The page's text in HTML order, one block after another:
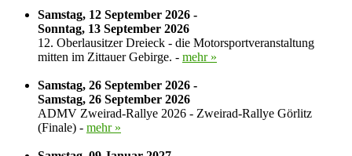
Samstag, 12 September 2026 -
Sonntag, 13 September 2026
12. Oberlausitzer Dreieck - die Motorsportveranstaltung
mitten im Zittauer Gebirge. - mehr »
Samstag, 26 September 2026 -
Samstag, 26 September 2026
ADMV Zweirad-Rallye 2026 - Zweirad-Rallye Görlitz
(Finale) - mehr »